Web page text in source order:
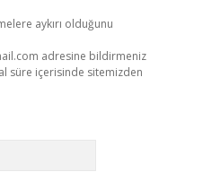
aykırı olduğunu
adresine bildirmeniz
süre içerisinde sitemizden